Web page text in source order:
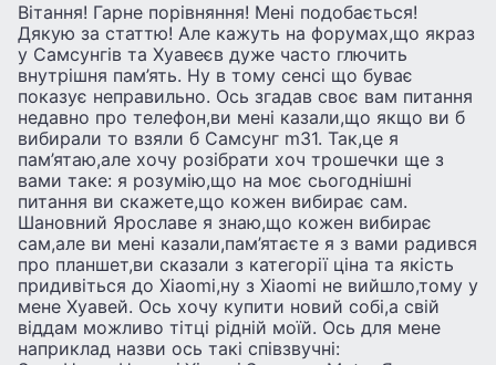
Вітання! Гарне порівняння! Мені подобається!
Дякую за статтю! Але кажуть на форумах,що якраз
у Самсунгів та Хуавеєв дуже часто глючить
внутрішня пам’ять. Ну в тому сенсі що буває
показує неправильно. Ось згадав своє вам питання
недавно про телефон,ви мені казали,що якщо ви б
вибирали то взяли б Самсунг m31. Так,це я
пам’ятаю,але хочу розібрати хоч трошечки ще з
вами таке: я розумію,що на моє сьогоднішні
питання ви скажете,що кожен вибирає сам.
Шановний Ярославе я знаю,що кожен вибирає
сам,але ви мені казали,пам’ятаєте я з вами радився
про планшет,ви сказали з категорії ціна та якість
придивіться до Xiaomi,ну з Xiaomi не вийшло,тому у
мене Хуавей. Ось хочу купити новий собі,а свій
віддам можливо тітці рідній моїй. Ось для мене
наприклад назви ось такі співзвучні: